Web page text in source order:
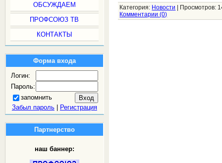
ОБСУЖДАЕМ
ПРОФСОЮЗ ТВ
КОНТАКТЫ
Форма входа
Логин:
Пароль:
запомнить
Забыл пароль| Регистрация
Партнерство
наш баннер:
Категория: Новости Просмотров:
Комментарии (0)